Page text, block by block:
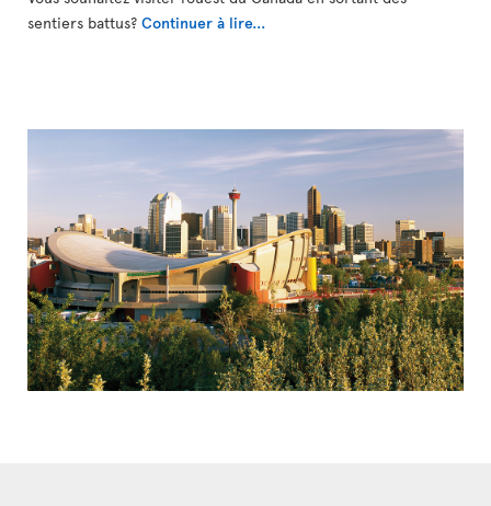
sentiers battus? Continuer à lire...